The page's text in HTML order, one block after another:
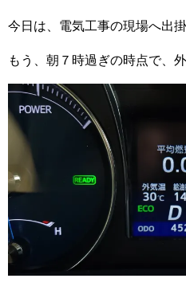
今日は、電気工事の現場へ出
もう、朝７時過ぎの時点で、